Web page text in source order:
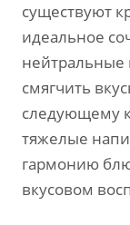
существуют
идеальное
нейтральные
смягчить
следующему
тяжелые
гармонию
вкусовом